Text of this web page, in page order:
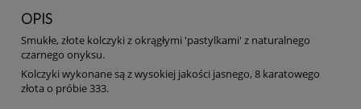
OPIS
Smukłe, złote kolczyki z okrągłymi 'pastylkami' z naturalnego
czarnego onyksu.
Kolczyki wykonane są z wysokiej jakości jasnego, 8 karatowego
złota o próbie 333.